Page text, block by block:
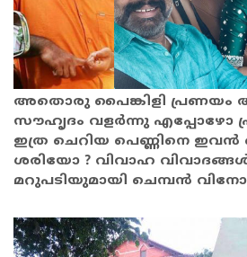
അതൊരു പൈങ്കിളി പ്രണയം
സൗഹൃദം വളര്‍ന്നു എപ്പോഴോ
ഇത്ര ചെറിയ പെണ്ണിനെ ഇവന്‍
ശരിയോ ? വിവാഹ
മറുപടിയുമായി ചെമ്പൻ